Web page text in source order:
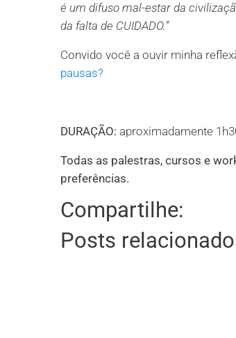
é um difuso mal-estar da
da falta de CUIDADO.”
Convido você a ouvir minha
pausas?
DURAÇÃO: aproximadamente
Todas as palestras, cursos e
preferências.
Compartilhe:
Posts